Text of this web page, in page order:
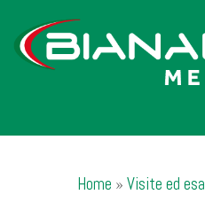
Home » Visite ed